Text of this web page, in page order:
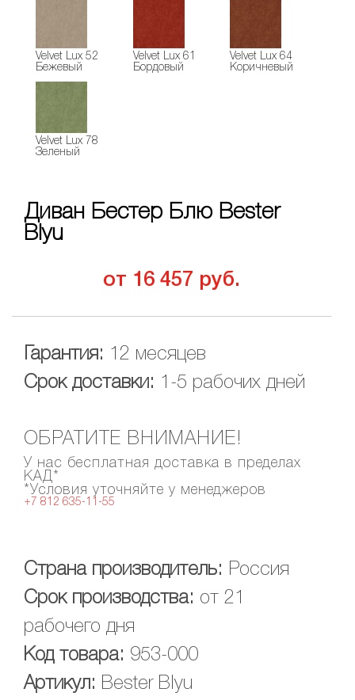
Velvet Lux 52
Бежевый
Velvet Lux 61
Бордовый
Velvet Lux 64
Коричневый
Velvet Lux 78
Зеленый
Диван Бестер Блю Bester
Blyu
от 16 457 руб.
Гарантия: 12 месяцев
Срок доставки: 1-5 рабочих дней
ОБРАТИТЕ ВНИМАНИЕ!
У нас бесплатная доставка в пределах
КАД*
*Условия уточняйте у менеджеров
+7 812 635-11-55
Страна производитель: Россия
Срок производства: от 21
рабочего дня
Код товара: 953-000
Артикул: Bester Blyu